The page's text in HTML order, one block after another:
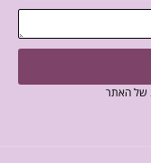
של האתר